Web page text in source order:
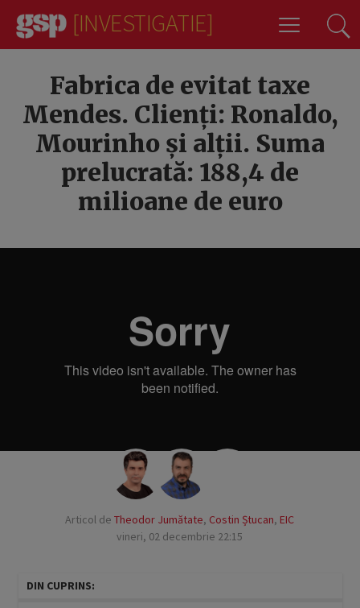
[INVESTIGATIE] 22
Fabrica de evitat taxe
Mendes. Clienți: Ronaldo,
Mourinho și alții. Suma
prelucrată: 188,4 de
milioane de euro
Articol deTheodor Jumătate, Costin Ștucan, EIC
vineri, 02 decembrie 22:15
DIN CUPRINS: